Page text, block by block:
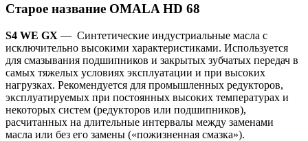
Старое название OMALA HD 68
S4 WE GX — Синтетические индустриальные масла с
исключительно высокими характеристиками. Используется
для смазывания подшипников и закрытых зубчатых передач в
самых тяжелых условиях эксплуатации и при высоких
нагрузках. Рекомендуется для промышленных редукторов,
эксплуатируемых при постоянных высоких температурах и
некоторых систем (редукторов или подшипников),
расчитанных на длительные интервалы между заменами
масла или без его замены («пожизненная смазка»).